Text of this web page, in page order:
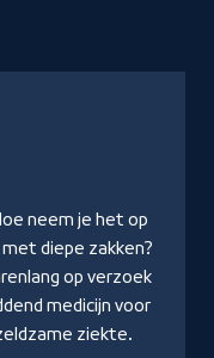
neem je het op
diepe zakken?
op verzoek
medicijn voor
ziekte.